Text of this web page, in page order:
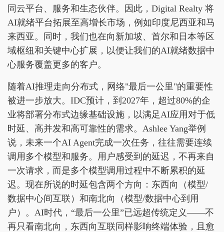
同云平台、服务和生态伙伴。因此，Digital Realty 将
AI就绪平台拓展至高增长市场，例如印度尼西亚和马
来西亚。同时，我们也在向新加坡、首尔和日本等区
域枢纽和关键中心扩展，以便让我们的AI就绪数据中
心服务覆盖更多的客户。
随着AI推理走向分布式，网络"最后一公里"的重要性
被进一步放大。IDC预计，到2027年，超过80%的企
业将部署分布式边缘基础设施，以满足AI应用对于低
时延、高并发和高可靠性的需求。Ashlee Yang举例
说，未来一个AI Agent完成一次任务，往往需要连续
调用多个模型和服务。用户感受到的延迟，不再来自
一次请求，而是多个模型调用过程中不断累积的延
迟。现在所说的时延包含两个方向：东西向（模型/
数据中心间互联）和南北向（模型/数据中心到用
户）。AI时代，“最后一公里”已远超传统定义——不
再只看南北向，东西向互联同样影响终端体验，且愈